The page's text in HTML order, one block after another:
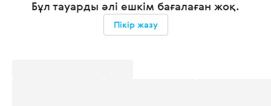
Бұл тауарды әлі ешкім бағалаған жоқ.
Пікір жазу